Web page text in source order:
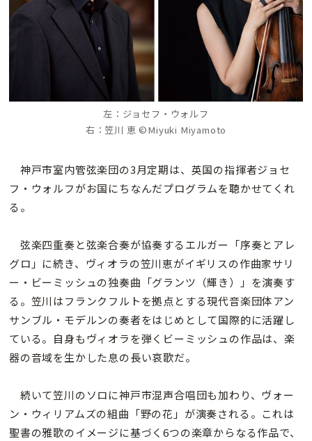
左：ジョセフ・ウォルフ
右：笠川 恵 ©Miyuki Miyamoto
神戸市室内管弦楽団の3月定期は、英国の指揮者ジョセ
フ・ウォルフがお国にちなんだプログラムを聴かせてくれ
る。
弦楽四重奏と弦楽合奏が協奏するエルガー「序奏とアレ
グロ」に続き、ヴィオラの笠川恵がイギリスの作曲家サリ
ー・ビーミッシュの独奏曲「グランツ（輝き）」を演奏す
る。笠川はフランクフルトを拠点とする現代音楽団体アン
サンブル・モデルンの奏者をはじめとして国際的に活躍し
ている。自身もヴィオラを弾くビーミッシュの作品は、楽
器の音域を生かした息の長い哀歌だ。
続いて笠川のソロに神戸市混声合唱団も加わり、ヴォー
ン・ウィリアムズの組曲「野の花」が演奏される。これは
聖書の雅歌のイメージに基づく6つの楽章からなる作品で、